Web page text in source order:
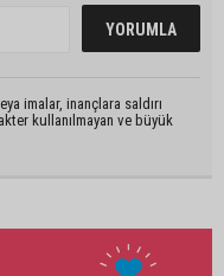
imalar, inançlara saldırı
kullanılmayan ve büyük